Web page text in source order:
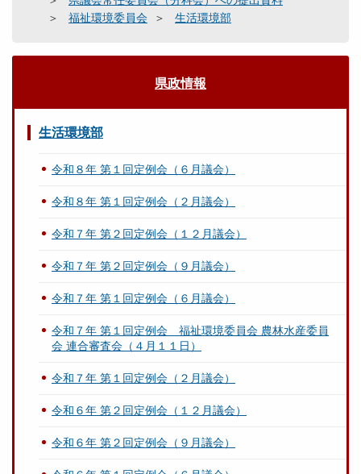
福祉環境委員会
生活環境部
県政情報
生活環境部
令和８年 第１回定例会（６月議会）
令和８年 第１回定例会（２月議会）
令和７年 第２回定例会（１２月議会）
令和７年 第２回定例会（９月議会）
令和７年 第１回定例会（６月議会）
令和７年 第１回定例会 福祉環境委員会 農林水産委員
会 連合審査会（４月１１日）
令和７年 第１回定例会（２月議会）
令和６年 第２回定例会（１２月議会）
令和６年 第２回定例会（９月議会）